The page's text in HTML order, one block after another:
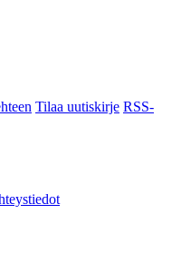
Tilaa uutiskirje RSS-